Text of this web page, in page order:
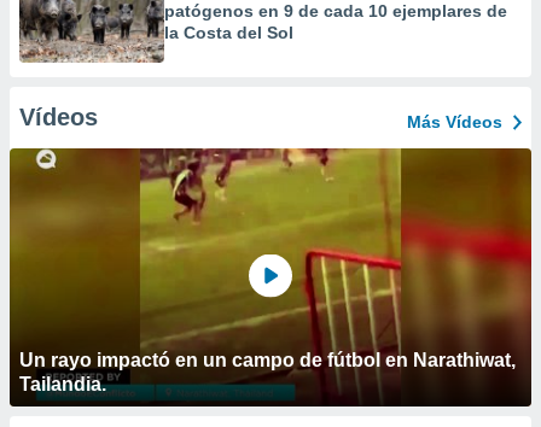
patógenos en 9 de cada 10 ejemplares de
la Costa del Sol
Vídeos Más Vídeos
Un rayo impactó en un campo de fútbol en Narathiwat,
Tailandia.